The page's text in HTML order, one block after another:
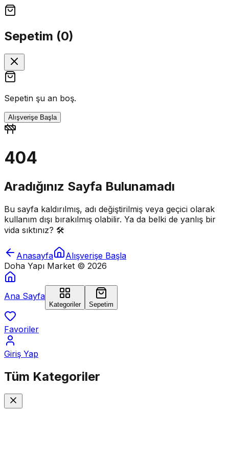
Sepetim (0)
Sepetin şu an boş.
Alışverişe Başla
404
Aradığınız Sayfa Bulunamadı
Bu sayfa kaldırılmış, adı değiştirilmiş veya geçici olarak
kullanım dışı bırakılmış olabilir. Ya da belki de yanlış bir
vida sıktınız? 🛠️
Anasayfa
Alışverişe Başla
Doha Yapı Market © 2026
Ana Sayfa
Kategoriler Sepetim
Favoriler
Giriş Yap
Tüm Kategoriler